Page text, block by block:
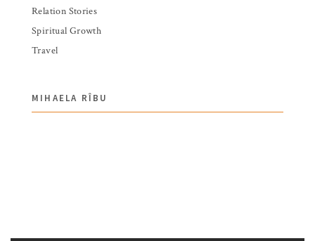
Relation Stories
Spiritual Growth
Travel
MIHAELA RÎBU